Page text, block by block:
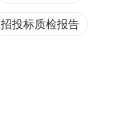
招投标质检报告